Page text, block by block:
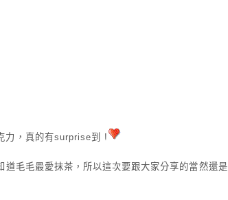
力，真的有surprise到 !
毛毛最愛抹茶，所以這次要跟大家分享的當然還是